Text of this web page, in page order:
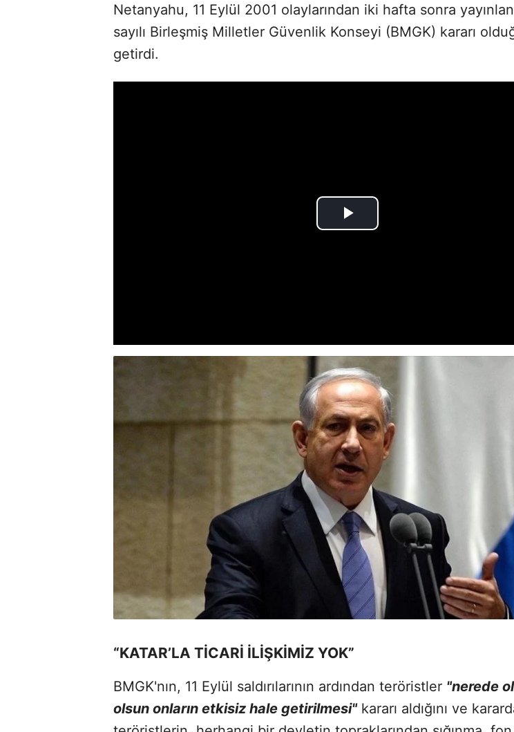
Netanyahu, 11 Eylül 2001 olaylarından iki hafta sonra
sayılı Birleşmiş Milletler Güvenlik Konseyi (BMGK) kararı
getirdi.
“KATAR’LA TİCARİ İLİŞKİMİZ YOK”
BMGK'nın, 11 Eylül saldırılarının ardından teröristler "nerede
olsun onların etkisiz hale getirilmesi"kararı aldığını ve